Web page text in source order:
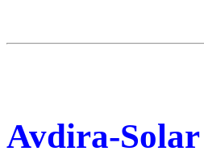
Avdira-Solar